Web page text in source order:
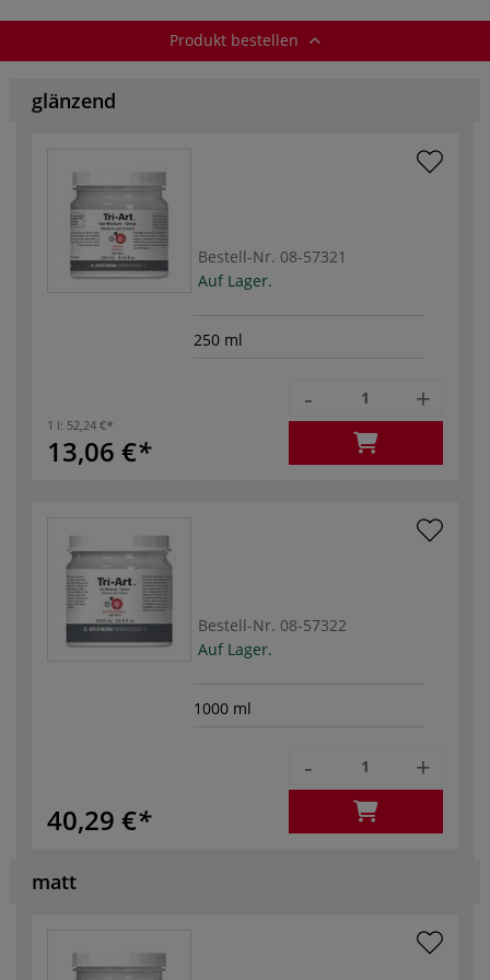
Produkt bestellen
glänzend
Bestell-Nr. 08-57321
Auf Lager.
250 ml
1 l: 52,24 €
13,06 €
- +
Bestell-Nr. 08-57322
Auf Lager.
1000 ml
40,29 €
- +
matt